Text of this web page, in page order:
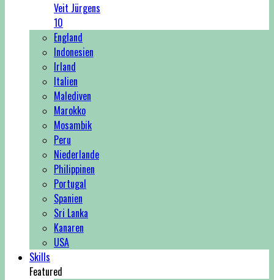
Veit Jürgens
10
England
Indonesien
Irland
Italien
Malediven
Marokko
Mosambik
Peru
Niederlande
Philippinen
Portugal
Spanien
Sri Lanka
Kanaren
USA
Skills
Featured